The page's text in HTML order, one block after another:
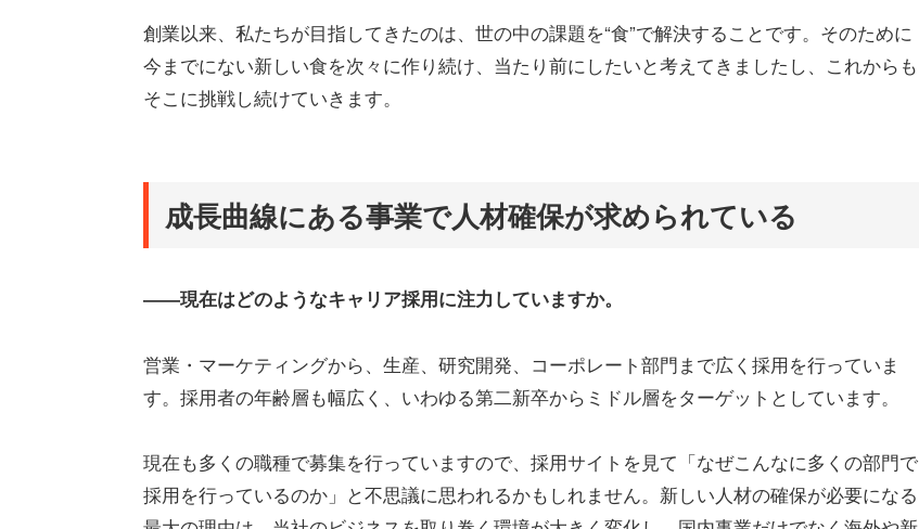
創業以来、私たちが目指してきたのは、世の中の課題を“食”で解決することです。そのために
今までにない新しい食を次々に作り続け、当たり前にしたいと考えてきましたし、これからも
そこに挑戦し続けていきます。
成長曲線にある事業で人材確保が求められている
――現在はどのようなキャリア採用に注力していますか。
営業・マーケティングから、生産、研究開発、コーポレート部門まで広く採用を行っていま
す。採用者の年齢層も幅広く、いわゆる第二新卒からミドル層をターゲットとしています。
現在も多くの職種で募集を行っていますので、採用サイトを見て「なぜこんなに多くの部門で
採用を行っているのか」と不思議に思われるかもしれません。新しい人材の確保が必要になる